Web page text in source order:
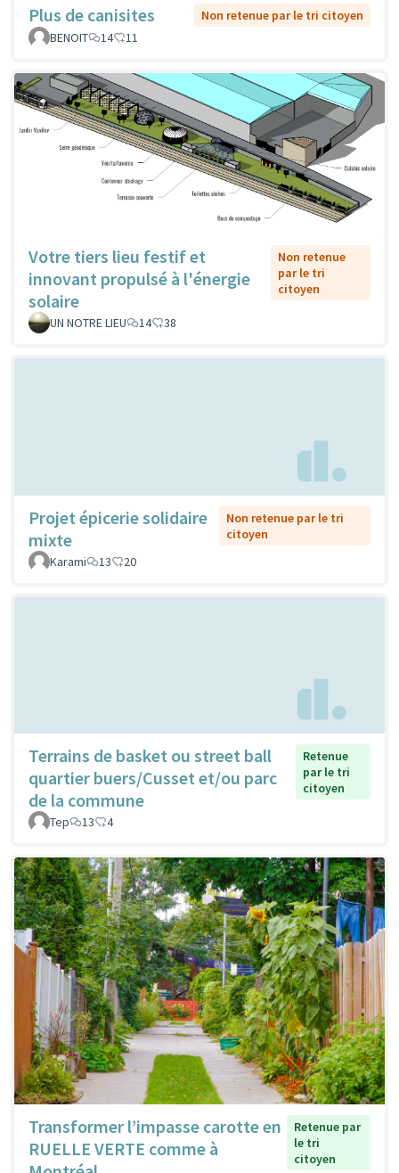
Plus de canisites
Non retenue par le tri citoyen
BENOIT
14 11
Votre tiers lieu festif et
innovant propulsé à l'énergie
solaire
Non retenue
par le tri
citoyen
UN NOTRE LIEU 14 38
Projet épicerie solidaire
mixte
Non retenue par le tri
citoyen
Karami
13 20
Terrains de basket ou street ball
quartier buers/Cusset et/ou parc
de la commune
Retenue
par le tri
citoyen
Tep 13 4
Transformer l’impasse carotte en
RUELLE VERTE comme à
Retenue par
le tri
citoyen